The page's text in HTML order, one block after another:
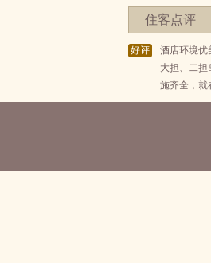
住客点评
好评
酒店环境优
大担、二担
施齐全，就